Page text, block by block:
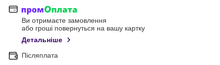
Ви отримаєте замовлення
або гроші повернуться на вашу картку
Детальніше
Післяплата